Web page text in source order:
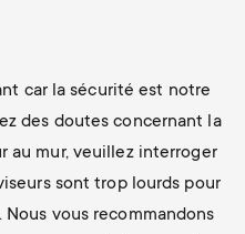
car la sécurité est notre
des doutes concernant la
au mur, veuillez interroger
sont trop lourds pour
vous recommandons